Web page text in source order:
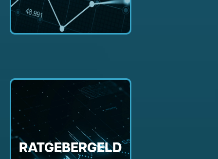
RATGEBERGELD